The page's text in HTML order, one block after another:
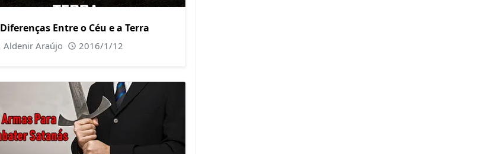
Entre o Céu e a Terra
Aldenir Araújo 2016/1/12